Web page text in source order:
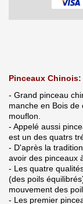
Pinceaux Chinois:
- Grand pinceau
manche en Bois
mouflon.
- Appelé aussi
est un des quatrs
- D'après la
avoir des pinceaux
- Les quatre
(des poils
mouvement des
- Les premier